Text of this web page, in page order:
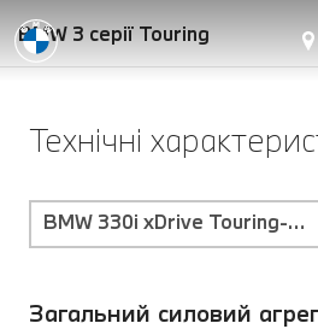
BMW 3 серії Touring
Технічні
BMW 330i xDrive Touring-
Загальний силовий